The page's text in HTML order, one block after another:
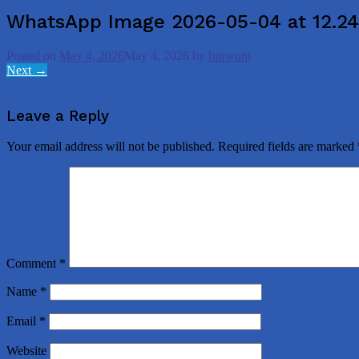
WhatsApp Image 2026-05-04 at
Posted on May 4, 2026May 4, 2026 by bprwuni
Next →
Leave a Reply
Your email address will not be published. Required fields are marked
Comment *
Name *
Email *
Website